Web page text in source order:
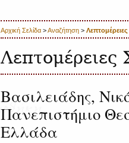
Αρχική Σελίδα >Αναζήτηση >
Βασιλειάδης,
Πανεπιστήμιο
Ελλάδα